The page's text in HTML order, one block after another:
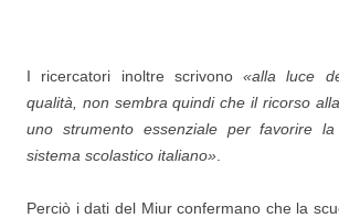
I ricercatori inoltre scrivono «alla luce
qualità, non sembra quindi che il ricorso
uno strumento essenziale per favorire
sistema scolastico italiano»
Perciò i dati del Miur confermano che la